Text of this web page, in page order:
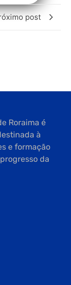
post
Roraima é
à
e formação
da